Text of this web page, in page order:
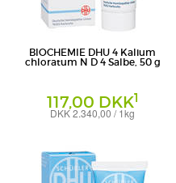
BIOCHEMIE DHU 4 Kalium
chloratum N D 4 Salbe, 50 g
117,00 DKK1
DKK 2.340,00 / 1kg